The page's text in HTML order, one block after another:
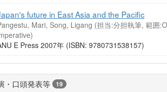
future in East Asia and the Pacific
Mari, Song, Ligang (担当:分担執筆, 範囲
E Press 2007年 (ISBN: 9780731538157)
・口頭発表等 19